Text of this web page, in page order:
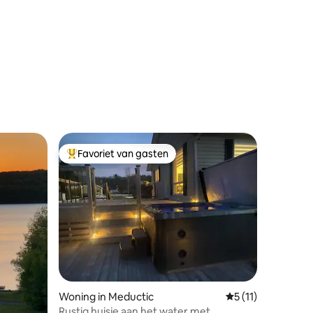
Topfavoriet van gasten
Favoriet van gasten
Woning in Meductic Gemiddelde
5 (11)